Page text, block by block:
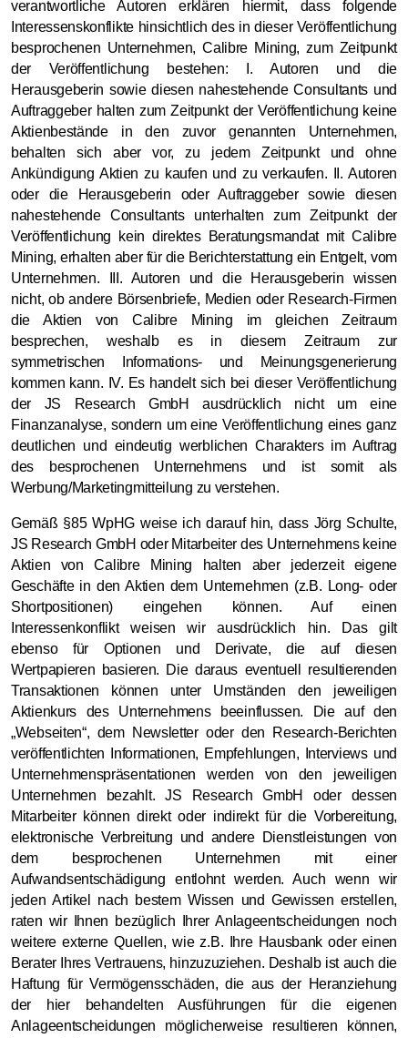
verantwortliche Autoren erklären hiermit, dass folgende
Interessenskonflikte hinsichtlich des in dieser Veröffentlichung
besprochenen Unternehmen, Calibre Mining, zum Zeitpunkt
der Veröffentlichung bestehen: I. Autoren und die
Herausgeberin sowie diesen nahestehende Consultants und
Auftraggeber halten zum Zeitpunkt der Veröffentlichung keine
Aktienbestände in den zuvor genannten Unternehmen,
behalten sich aber vor, zu jedem Zeitpunkt und ohne
Ankündigung Aktien zu kaufen und zu verkaufen. II. Autoren
oder die Herausgeberin oder Auftraggeber sowie diesen
nahestehende Consultants unterhalten zum Zeitpunkt der
Veröffentlichung kein direktes Beratungsmandat mit Calibre
Mining, erhalten aber für die Berichterstattung ein Entgelt, vom
Unternehmen. III. Autoren und die Herausgeberin wissen
nicht, ob andere Börsenbriefe, Medien oder Research-Firmen
die Aktien von Calibre Mining im gleichen Zeitraum
besprechen, weshalb es in diesem Zeitraum zur
symmetrischen Informations- und Meinungsgenerierung
kommen kann. IV. Es handelt sich bei dieser Veröffentlichung
der JS Research GmbH ausdrücklich nicht um eine
Finanzanalyse, sondern um eine Veröffentlichung eines ganz
deutlichen und eindeutig werblichen Charakters im Auftrag
des besprochenen Unternehmens und ist somit als
Werbung/Marketingmitteilung zu verstehen.
Gemäß §85 WpHG weise ich darauf hin, dass Jörg Schulte,
JS Research GmbH oder Mitarbeiter des Unternehmens keine
Aktien von Calibre Mining halten aber jederzeit eigene
Geschäfte in den Aktien dem Unternehmen (z.B. Long- oder
Shortpositionen) eingehen können. Auf einen
Interessenkonflikt weisen wir ausdrücklich hin. Das gilt
ebenso für Optionen und Derivate, die auf diesen
Wertpapieren basieren. Die daraus eventuell resultierenden
Transaktionen können unter Umständen den jeweiligen
Aktienkurs des Unternehmens beeinflussen. Die auf den
„Webseiten“, dem Newsletter oder den Research-Berichten
veröffentlichten Informationen, Empfehlungen, Interviews und
Unternehmenspräsentationen werden von den jeweiligen
Unternehmen bezahlt. JS Research GmbH oder dessen
Mitarbeiter können direkt oder indirekt für die Vorbereitung,
elektronische Verbreitung und andere Dienstleistungen von
dem besprochenen Unternehmen mit einer
Aufwandsentschädigung entlohnt werden. Auch wenn wir
jeden Artikel nach bestem Wissen und Gewissen erstellen,
raten wir Ihnen bezüglich Ihrer Anlageentscheidungen noch
weitere externe Quellen, wie z.B. Ihre Hausbank oder einen
Berater Ihres Vertrauens, hinzuzuziehen. Deshalb ist auch die
Haftung für Vermögensschäden, die aus der Heranziehung
der hier behandelten Ausführungen für die eigenen
Anlageentscheidungen möglicherweise resultieren können,